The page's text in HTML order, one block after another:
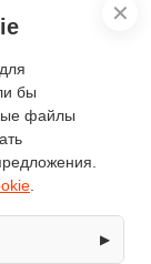
1 клик
✕
бы
файлы
▶